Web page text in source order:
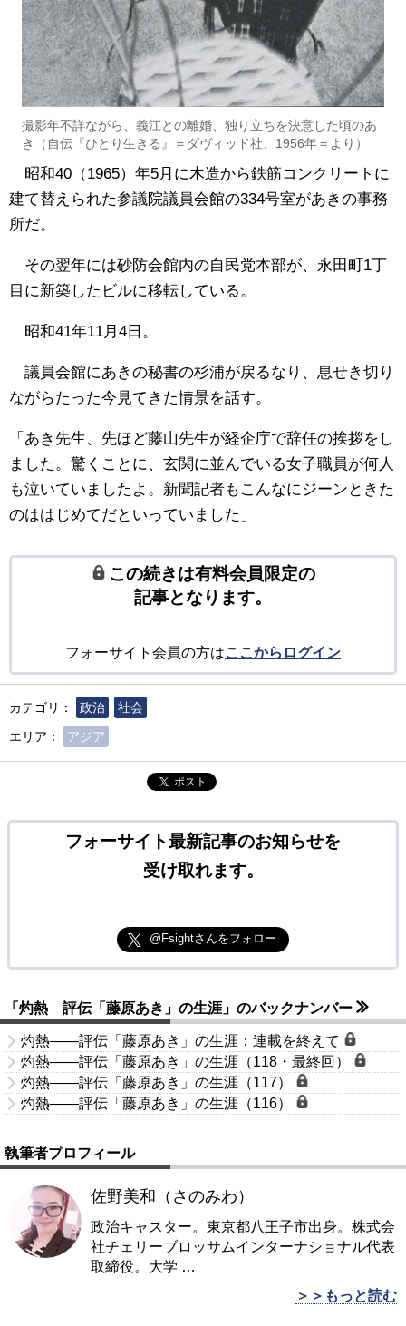
撮影年不詳ながら、義江との離婚、独り立ちを決意した頃のあ
き（自伝『ひとり生きる』＝ダヴィッド社、1956年＝より）
昭和40（1965）年5月に木造から鉄筋コンクリートに
建て替えられた参議院議員会館の334号室があきの事務
所だ。
その翌年には砂防会館内の自民党本部が、永田町1丁
目に新築したビルに移転している。
昭和41年11月4日。
議員会館にあきの秘書の杉浦が戻るなり、息せき切り
ながらたった今見てきた情景を話す。
「あき先生、先ほど藤山先生が経企庁で辞任の挨拶をし
ました。驚くことに、玄関に並んでいる女子職員が何人
も泣いていましたよ。新聞記者もこんなにジーンときた
のははじめてだといっていました」
この続きは有料会員限定の
記事となります。
フォーサイト会員の方はここからログイン
カテゴリ： 政治
社会
エリア：
アジア
ポスト
フォーサイト最新記事のお知らせを
受け取れます。
@Fsightさんをフォロー
「灼熱 評伝「藤原あき」の生涯」のバックナンバー
灼熱――評伝「藤原あき」の生涯：連載を終えて
灼熱――評伝「藤原あき」の生涯（118・最終回）
灼熱――評伝「藤原あき」の生涯（117）
灼熱――評伝「藤原あき」の生涯（116）
執筆者プロフィール
佐野美和（さのみわ）
政治キャスター。東京都八王子市出身。株式会
社チェリーブロッサムインターナショナル代表
取締役。大学 …
＞＞もっと読む